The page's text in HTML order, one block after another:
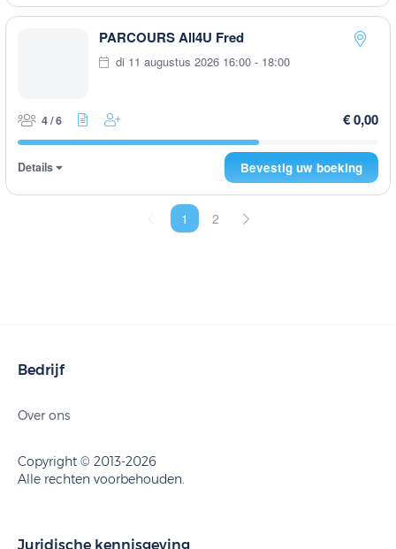
PARCOURS All4U Fred
di 11 augustus 2026 16:00 - 18:00
4 / 6 € 0,00
Details Bevestig uw boeking
1 2
Bedrijf
Over ons
Copyright © 2013-2026
Alle rechten voorbehouden.
Juridische kennisgeving